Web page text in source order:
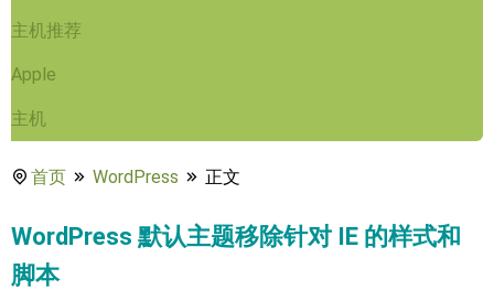
主机推荐
Apple
主机
首页 WordPress 正文
WordPress 默认主题移除针对 IE 的样式和
脚本